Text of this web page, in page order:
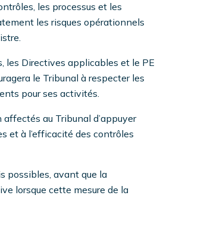
les processus et les
les risques opérationnels
les Directives applicables et le PE
le Tribunal à respecter les
pour ses activités.
au Tribunal d’appuyer
et à l’efficacité des contrôles
possibles, avant que la
lorsque cette mesure de la